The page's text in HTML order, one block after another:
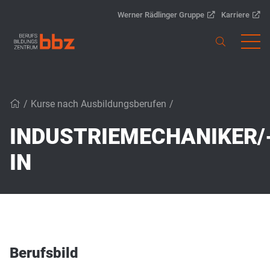
Werner Rädlinger Gruppe Karriere
/ Kurse nach Ausbildungsberufen /
IN
Berufsbild